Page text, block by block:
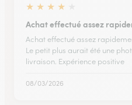
★ ★ ★ ★
Achat effectué assez
Achat effectué assez
Le petit plus aurait été une
livraison. Expérience positive
08/03/2026